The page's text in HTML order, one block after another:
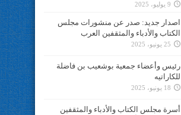
9 يوليو، 2025
اصدار جديد: صدر عن منشورات مجلس
الكتاب والأدباء والمثقفين العرب
25 يونيو، 2025
رئيس وأعضاء جمعية بوشعيب بن فاضلة
للكاراتيه
18 يونيو، 2025
أسرة مجلس الكتاب والأدباء والمثقفين